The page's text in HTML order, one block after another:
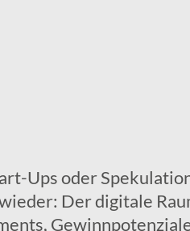
Ups oder
Der digitale